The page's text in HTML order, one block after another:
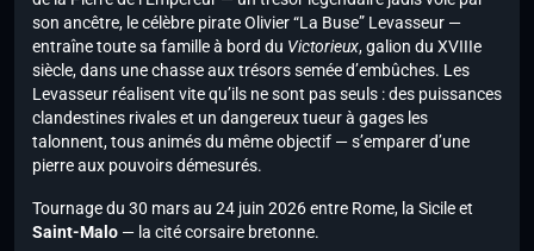
son ancêtre, le célèbre pirate Olivier “La Buse” Levasseur —
entraîne toute sa famille à bord du Victorieux, galion du XVIIIe
siècle, dans une chasse aux trésors semée d’embûches. Les
Levasseur réalisent vite qu’ils ne sont pas seuls : des puissances
clandestines rivales et un dangereux tueur à gages les
talonnent, tous animés du même objectif — s’emparer d’une
pierre aux pouvoirs démesurés.
Tournage du 30 mars au 24 juin 2026 entre Rome, la Sicile et
Saint-Malo — la cité corsaire bretonne.